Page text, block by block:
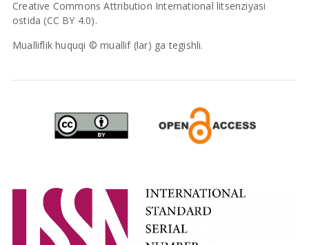
Creative Commons Attribution International litsenziyasi
ostida (CC BY 4.0).
Mualliflik huquqi © muallif (lar) ga tegishli.